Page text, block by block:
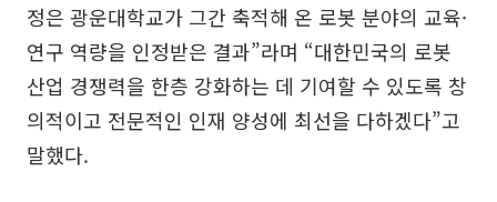
정은 광운대학교가 그간 축적해 온 로봇 분야의 교육·
연구 역량을 인정받은 결과”라며 “대한민국의 로봇
산업 경쟁력을 한층 강화하는 데 기여할 수 있도록 창
의적이고 전문적인 인재 양성에 최선을 다하겠다”고
말했다.